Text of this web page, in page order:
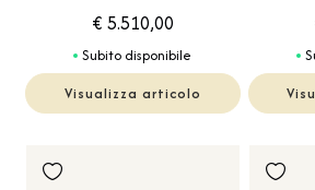
€ 5.510,00
Subito disponibile
Visualizza articolo